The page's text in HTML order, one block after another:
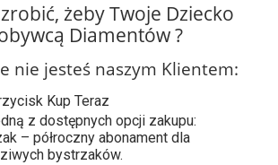
żeby Twoje Dziecko
Diamentów ?
nie jesteś naszym Klientem:
Kup Teraz
z dostępnych opcji zakupu:
– półroczny abonament dla
bystrzaków.